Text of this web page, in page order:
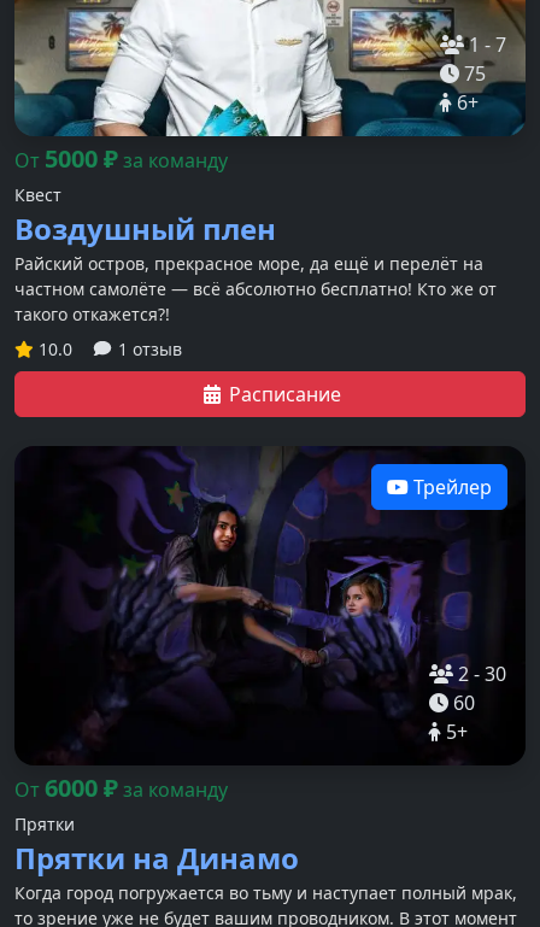
1 -7
75
6+
От 5000₽за команду
Квест
Воздушный плен
Райский остров, прекрасное море, да ещё и перелёт на
частном самолёте — всё абсолютно бесплатно! Кто же от
такого откажется?!
10.0
1 отзыв
Расписание
2-30
60
5+
Трейлер
От6000₽за команду
Прятки
Прятки на Динамо
Когда город погружается во тьму и наступает полный мрак,
то зрение уже не будет вашим проводником. В этот момент